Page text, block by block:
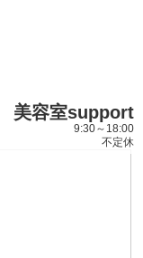
美容室support
9:30～18:00
不定休